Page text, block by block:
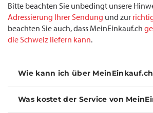
Bitte beachten Sie unbedingt unsere
Adressierung Ihrer Sendung und zur
beachten Sie auch, dass MeinEinkauf.ch
die Schweiz liefern kann.
Wie kann ich über
Was kostet der Service von